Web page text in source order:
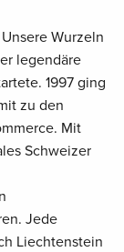
Unsere Wurzeln
legendäre
1997 ging
zu den
Mit
Schweizer
Jede
Liechtenstein